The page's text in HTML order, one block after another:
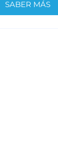
SABER MÁS